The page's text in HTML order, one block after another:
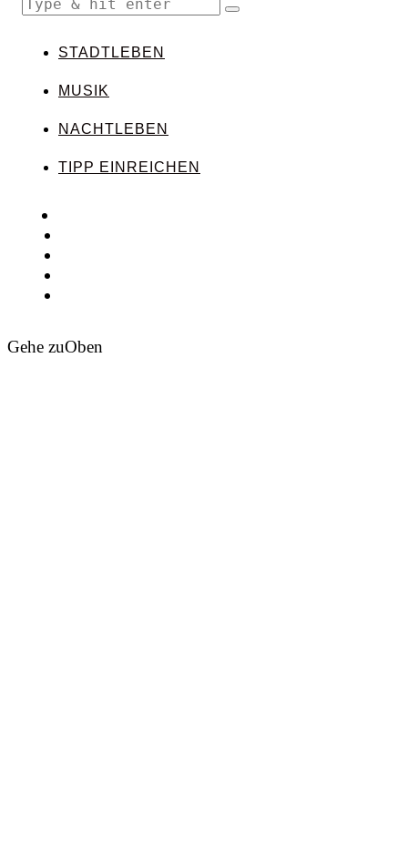
STADTLEBEN
MUSIK
NACHTLEBEN
TIPP EINREICHEN
Gehe zuOben